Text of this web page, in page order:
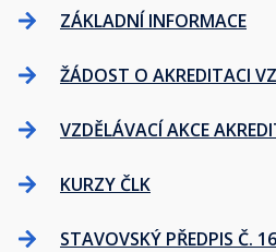
ZÁKLADNÍ INFORMACE
ŽÁDOST O AKREDITACI
VZDĚLÁVACÍ AKCE
KURZY ČLK
STAVOVSKÝ PŘEDPIS Č. 16